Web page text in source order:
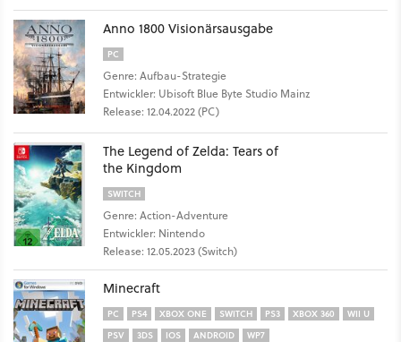
Anno 1800 Visionärsausgabe
PC
Genre: Aufbau-Strategie
Entwickler: Ubisoft Blue Byte Studio Mainz
Release: 12.04.2022 (PC)
The Legend of Zelda: Tears of
the Kingdom
SWITCH
Genre: Action-Adventure
Entwickler: Nintendo
Release: 12.05.2023 (Switch)
Minecraft
PC PS4 XBOX ONE SWITCH PS3 XBOX 360
WII U
PSV
3DS IOS ANDROID WP7